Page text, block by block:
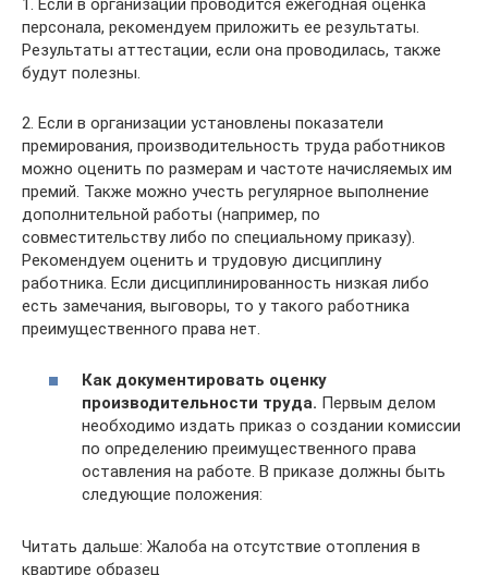
1. Если в организации проводится ежегодная оценка
персонала, рекомендуем приложить ее результаты.
Результаты аттестации, если она проводилась, также
будут полезны.
2. Если в организации установлены показатели
премирования, производительность труда работников
можно оценить по размерам и частоте начисляемых им
премий. Также можно учесть регулярное выполнение
дополнительной работы (например, по
совместительству либо по специальному приказу).
Рекомендуем оценить и трудовую дисциплину
работника. Если дисциплинированность низкая либо
есть замечания, выговоры, то у такого работника
преимущественного права нет.
Как документировать оценку
производительности труда. Первым делом
необходимо издать приказ о создании комиссии
по определению преимущественного права
оставления на работе. В приказе должны быть
следующие положения:
Читать дальше: Жалоба на отсутствие отопления в
квартире образец